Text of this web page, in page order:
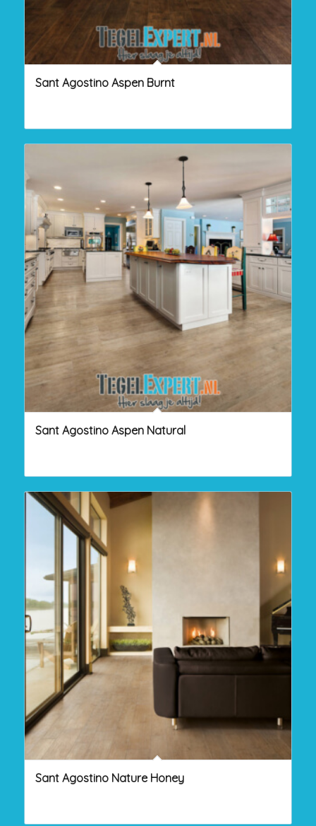
Sant Agostino Aspen Burnt
Sant Agostino Aspen Natural
Sant Agostino Nature Honey